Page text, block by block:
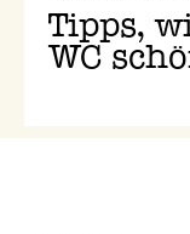
Tipps,
WC